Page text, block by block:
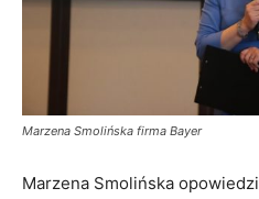
Marzena Smolińska firma Bayer
Marzena Smolińska